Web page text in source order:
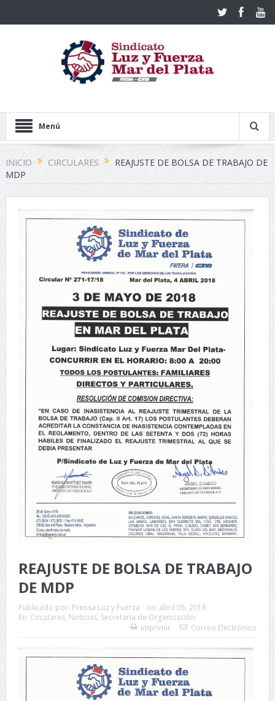
Menú
INICIO CIRCULARES
REAJUSTE DE BOLSA DE TRABAJO DE
MDP
REAJUSTE DE BOLSA DE TRABAJO
DE MDP
Publicado por: Prensa Luz y Fuerza on: abril 05, 2018
En: Circulares, Noticias, Secretaría de Organización
Imprimir
Correo Electrónico